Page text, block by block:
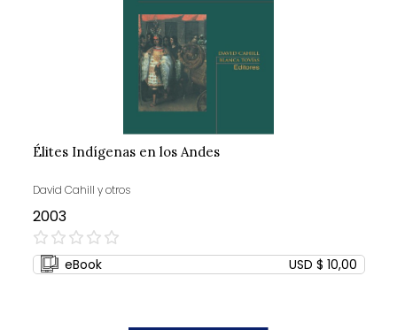
Élites Indígenas en los Andes
David Cahill y otros
2003
0%
eBook USD $ 10,00